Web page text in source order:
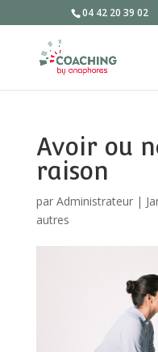
04 42 20 39 02
Avoir ou
raison
par Administrateur|
autres